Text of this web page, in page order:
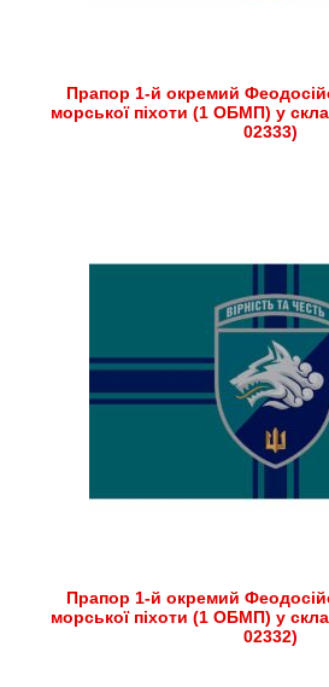
Прапор 1-й окремий
морської піхоти (1 ОБМП) у
02333)
Прапор 1-й окремий
морської піхоти (1 ОБМП) у
02332)